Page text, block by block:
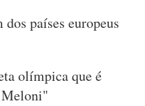
países europeus
olímpica que é